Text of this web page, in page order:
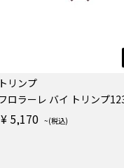
トリンプ
¥ 5,170